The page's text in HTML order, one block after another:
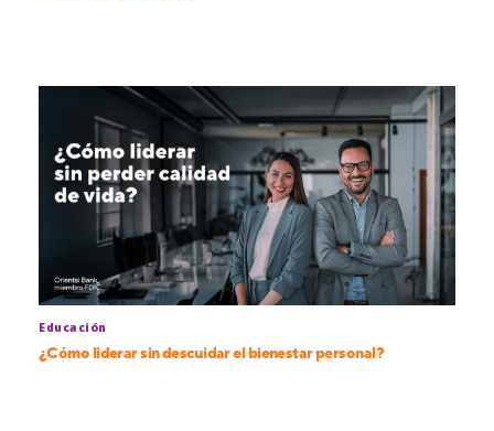
Educación
¿Cómo liderar sin descuidar el bienestar personal?